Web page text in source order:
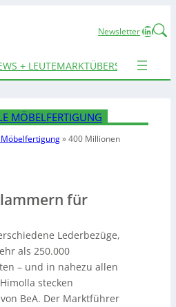
Newsletter
+ LEUTEMARKTÜBERSICHTEN
MÖBELFERTIGUNG
»400 Millionen
für
Lederbezüge,
als 250.000
– und in nahezu allen
stecken
BeA. Der Marktführer